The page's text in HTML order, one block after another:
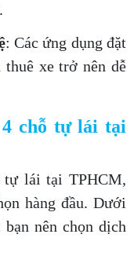
: Các ứng dụng đặt
xe trở nên dễ
chỗ tự lái tại
tự lái tại TPHCM,
hàng đầu. Dưới
nên chọn dịch